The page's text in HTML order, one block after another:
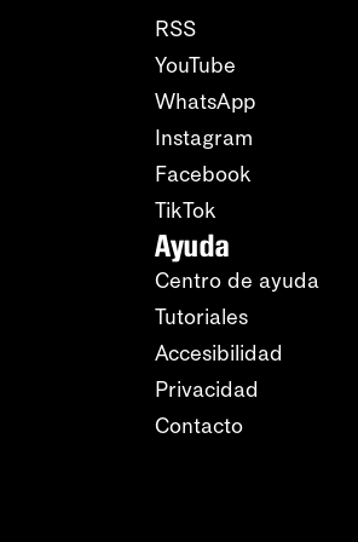
RSS
YouTube
WhatsApp
Instagram
Facebook
TikTok
Ayuda
Centro de ayuda
Tutoriales
Accesibilidad
Privacidad
Contacto